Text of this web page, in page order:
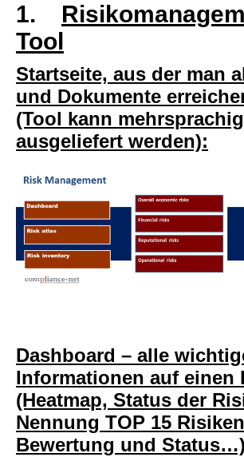
1.
Tool
Startseite, aus der man
und Dokumente
(Tool kann mehrsprachig
ausgeliefert werden):
Dashboard – alle
Informationen auf einen
(Heatmap, Status der
Nennung TOP 15
Bewertung und Status…)